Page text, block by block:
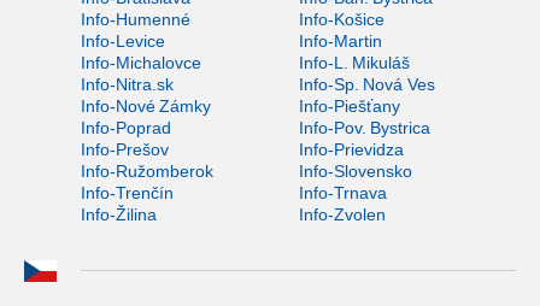
Info-Humenné
Info-Košice
Info-Levice
Info-Martin
Info-Michalovce
Info-L. Mikuláš
Info-Nitra.sk
Info-Sp. Nová Ves
Info-Nové Zámky
Info-Piešťany
Info-Poprad
Info-Pov. Bystrica
Info-Prešov
Info-Prievidza
Info-Ružomberok
Info-Slovensko
Info-Trenčín
Info-Trnava
Info-Žilina
Info-Zvolen